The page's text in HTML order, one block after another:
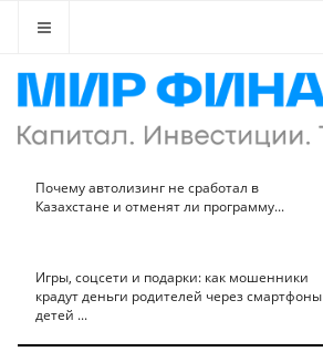
Почему автолизинг не сработал в
Казахстане и отменят ли программу...
Игры, соцсети и подарки: как мошенники
крадут деньги родителей через смартфоны
детей ...